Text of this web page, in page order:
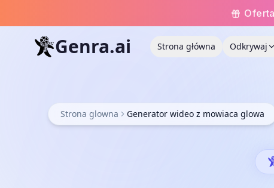
Genra.ai Strona główna Odkrywaj
Strona glowna Generator wideo z mowiaca glowa